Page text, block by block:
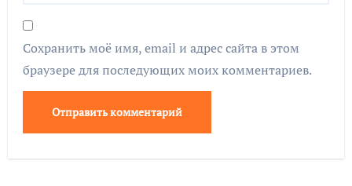
Сохранить моё имя, email и адрес сайта в этом
браузере для последующих моих комментариев.